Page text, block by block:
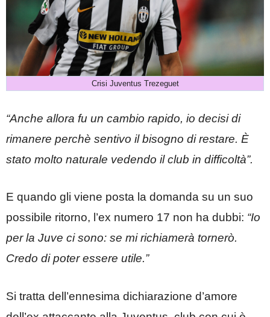
Crisi Juventus Trezeguet
“Anche allora fu un cambio rapido, io decisi di
rimanere perchè sentivo il bisogno di restare. È
stato molto naturale vedendo il club in difficoltà”.
E quando gli viene posta la domanda su un suo
possibile ritorno, l’ex numero 17 non ha dubbi: “Io
per la Juve ci sono: se mi richiamerà tornerò.
Credo di poter essere utile.”
Si tratta dell’ennesima dichiarazione d’amore